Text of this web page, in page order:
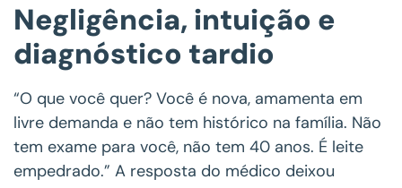
Negligência, intuição e
diagnóstico tardio
“O que você quer? Você é nova, amamenta em
livre demanda e não tem histórico na família. Não
tem exame para você, não tem 40 anos. É leite
empedrado.” A resposta do médico deixou